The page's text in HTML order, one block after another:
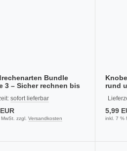
Bundle
3 – Sicher rechnen bis
sofort lieferbar
zzgl. Versandkosten
rund
5,99
inkl. 7 %